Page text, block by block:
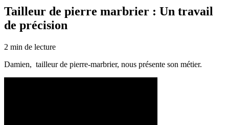
Tailleur de pierre marbrier : Un travail
de précision
2 min de lecture
Damien, tailleur de pierre-marbrier, nous présente son métier.